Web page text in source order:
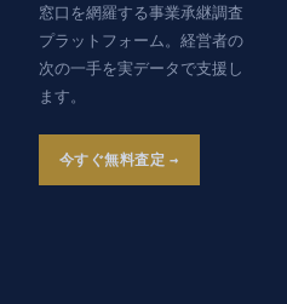
窓口を網羅する事業承継調査
プラットフォーム。経営者の
次の一手を実データで支援し
ます。
今すぐ無料査定